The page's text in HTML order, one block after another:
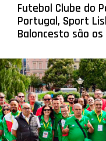
Futebol Clube do
Portugal, Sport
Baloncesto são